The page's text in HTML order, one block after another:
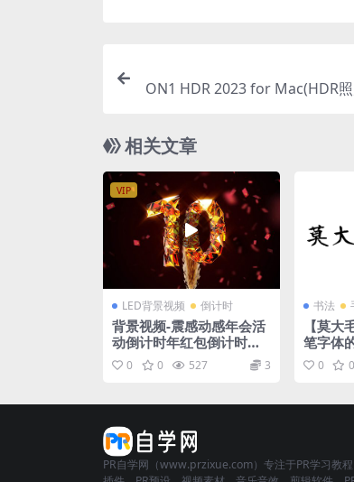
ON1 HDR 2023 for Mac(HDR
相关文章
VIP
LED背景视频 倒计时
背景视频-震感动感年会活
动倒计时年红包倒计时视
频素材
0 0 527 3
书法
【莫
笔字体
划 0 0
PR自学网（www.przixue.com）专注于PR学习教程